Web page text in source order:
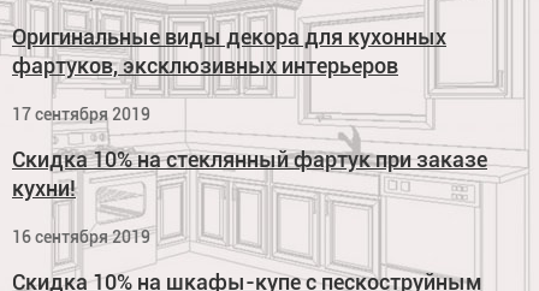
Оригинальные виды декора для кухонных
фартуков, эксклюзивных интерьеров
17 сентября 2019
Скидка 10% на стеклянный фартук при заказе
кухни!
16 сентября 2019
Скидка 10% на шкафы-купе с пескоструйным